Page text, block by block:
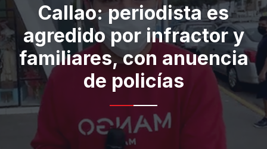
Callao: periodista es
agredido por infractor y
familiares, con anuencia
de policías